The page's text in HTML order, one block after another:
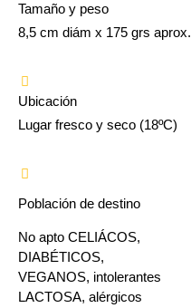
Tamaño y peso
8,5 cm diám x 175 grs aprox.
Ubicación
Lugar fresco y seco (18ºC)
Población de destino
No apto CELIÁCOS,
DIABÉTICOS,
VEGANOS, intolerantes
LACTOSA, alérgicos